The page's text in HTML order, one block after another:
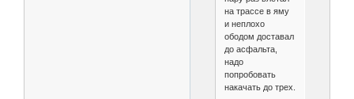
на трассе в яму
и неплохо
ободом доставал
до асфальта,
надо
попробовать
накачать до трех.